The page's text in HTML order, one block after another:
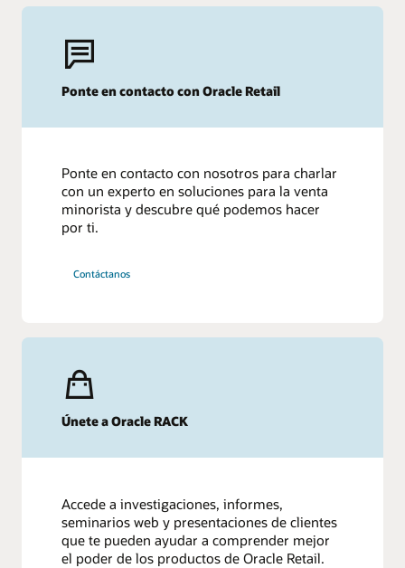
optimización
permiten maximizar las ventas y la productividad del
impulsar de forma eficiente la ejecución de la cadena de
suministro mediante las mejores prácticas y técnicas de
captura de la demanda.
Amplía ahora los conocimientos sobre el
Ponte en contacto con Oracle Retail
Ponte en contacto con nosotros para charlar
con un experto en soluciones para la venta
minorista y descubre qué podemos hacer
por ti.
Contáctanos
Únete a Oracle RACK
Accede a investigaciones, informes,
seminarios web y presentaciones de clientes
que te pueden ayudar a comprender mejor
el poder de los productos de Oracle Retail.